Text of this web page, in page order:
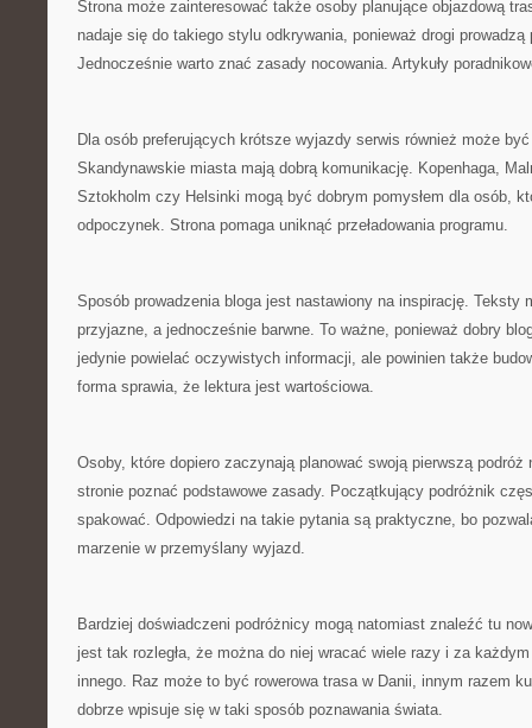
Strona może zainteresować także osoby planujące objazdową
nadaje się do takiego stylu odkrywania, ponieważ drogi prowadzą
Jednocześnie warto znać zasady nocowania. Artykuły
Dla osób preferujących krótsze wyjazdy serwis również może
Skandynawskie miasta mają dobrą komunikację. Kopenhaga,
Sztokholm czy Helsinki mogą być dobrym pomysłem dla osób,
odpoczynek. Strona pomaga uniknąć przeładowania programu.
Sposób prowadzenia bloga jest nastawiony na inspirację. Teksty
przyjazne, a jednocześnie barwne. To ważne, ponieważ dobry
jedynie powielać oczywistych informacji, ale powinien także
forma sprawia, że lektura jest wartościowa.
Osoby, które dopiero zaczynają planować swoją pierwszą podróż
stronie poznać podstawowe zasady. Początkujący podróżnik
spakować. Odpowiedzi na takie pytania są praktyczne, bo
marzenie w przemyślany wyjazd.
Bardziej doświadczeni podróżnicy mogą natomiast znaleźć tu
jest tak rozległa, że można do niej wracać wiele razy i za
innego. Raz może to być rowerowa trasa w Danii, innym razem
dobrze wpisuje się w taki sposób poznawania świata.